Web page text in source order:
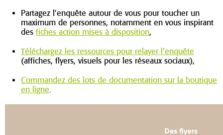
Partagez l’enquête autour de vous pour toucher un
maximum de personnes, notamment en vous inspirant
des fiches action mises à disposition,
Téléchargez les ressources pour relayer l’enquête
(affiches, flyers, visuels pour les réseaux sociaux),
Commandez des lots de documentation sur la boutique
en ligne